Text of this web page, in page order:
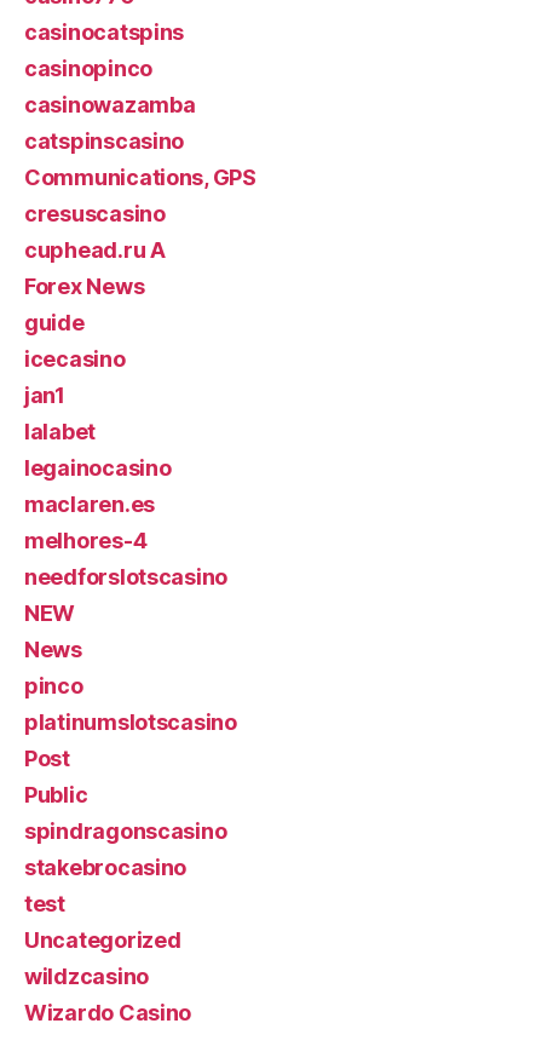
casinocatspins
casinopinco
casinowazamba
catspinscasino
Communications, GPS
cresuscasino
cuphead.ru A
Forex News
guide
icecasino
jan1
lalabet
legainocasino
maclaren.es
melhores-4
needforslotscasino
NEW
News
pinco
platinumslotscasino
Post
Public
spindragonscasino
stakebrocasino
test
Uncategorized
wildzcasino
Wizardo Casino